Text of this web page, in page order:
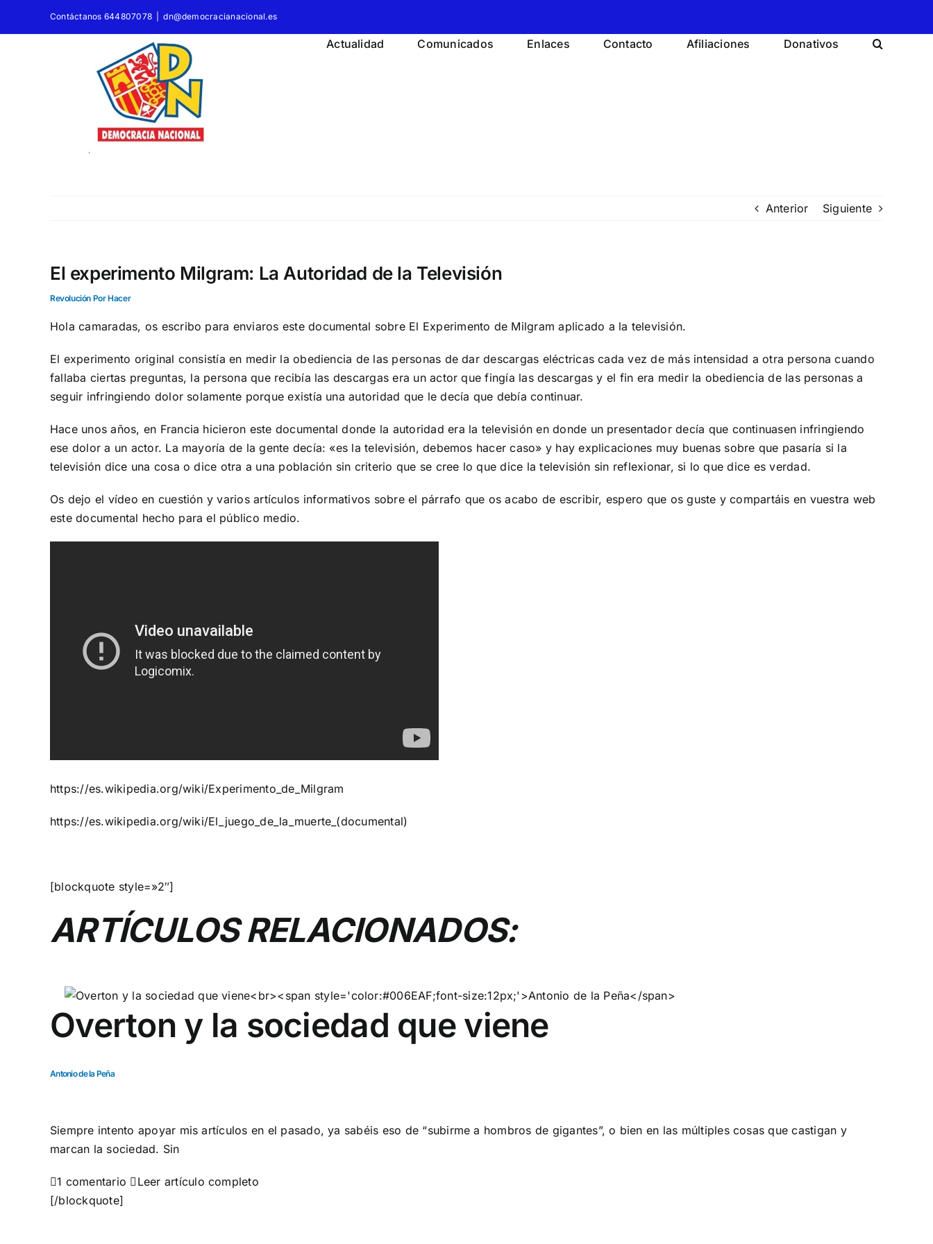
Contáctanos 644807078 dn@democracianacional.es
Actualidad Comunicados Enlaces Contacto Afiliaciones Donativos
Anterior Siguiente
El experimento Milgram: La Autoridad de la Televisión
Revolución Por Hacer
Hola camaradas, os escribo para enviaros este documental sobre El Experimento de Milgram aplicado a la televisión.
El experimento original consistía en medir la obediencia de las personas de dar descargas eléctricas cada vez de más intensidad a otra persona cuando
fallaba ciertas preguntas, la persona que recibía las descargas era un actor que fingía las descargas y el fin era medir la obediencia de las personas a
seguir infringiendo dolor solamente porque existía una autoridad que le decía que debía continuar.
Hace unos años, en Francia hicieron este documental donde la autoridad era la televisión en donde un presentador decía que continuasen infringiendo
ese dolor a un actor. La mayoría de la gente decía: «es la televisión, debemos hacer caso» y hay explicaciones muy buenas sobre que pasaría si la
televisión dice una cosa o dice otra a una población sin criterio que se cree lo que dice la televisión sin reflexionar, si lo que dice es verdad.
Os dejo el vídeo en cuestión y varios artículos informativos sobre el párrafo que os acabo de escribir, espero que os guste y compartáis en vuestra web
este documental hecho para el público medio.
https://es.wikipedia.org/wiki/Experimento_de_Milgram
https://es.wikipedia.org/wiki/El_juego_de_la_muerte_(documental)
[blockquote style=»2″]
ARTÍCULOS RELACIONADOS:
Overton y la sociedad que viene
Antonio de la Peña
Siempre intento apoyar mis artículos en el pasado, ya sabéis eso de “subirme a hombros de gigantes”, o bien en las múltiples cosas que castigan y
marcan la sociedad. Sin
1 comentario  Leer artículo completo
[/blockquote]